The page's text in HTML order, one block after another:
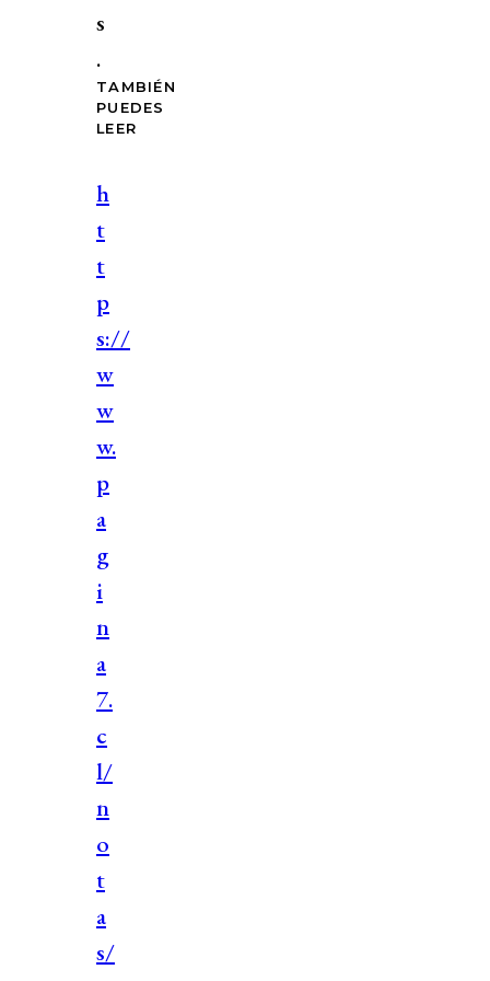
s
.
TAMBIÉN
PUEDES
LEER